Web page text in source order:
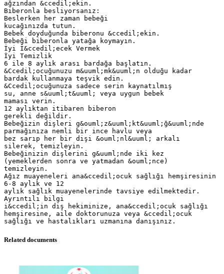
ağzından &ccedil;ekin.
Biberonla besliyorsanız:
Beslerken her zaman bebeği
kucağınızda tutun.
Bebek doyduğunda biberonu &ccedil;ekin.
Bebeği biberonla yatağa koymayın.
İyi İ&ccedil;ecek Vermek
İyi Temizlik
6 ile 8 aylık arası bardağa başlatın.
&Ccedil;ocuğunuzu m&uuml;mk&uuml;n olduğu kadar
bardak kullanmaya teşvik edin.
&Ccedil;ocuğunuza sadece serin kaynatılmış
su, anne s&uuml;t&uuml; veya uygun bebek
maması verin.
12 aylıktan itibaren biberon
gerekli değildir.
Bebeğizin dişleri g&ouml;z&uuml;kt&uuml;ğ&uuml;nde
parmağınıza nemli bir ince havlu veya
bez sarıp her bir dişi &ouml;nl&uuml; arkalı
silerek, temizleyin.
Bebeğinizin dişlerini g&uuml;nde iki kez
(yemeklerden sonra ve yatmadan &ouml;nce)
temizleyin.
Ağız muayeneleri ana&ccedil;ocuk sağlığı hemşiresinin
6-8 aylık ve 12
aylık sağlık muayenelerinde tavsiye edilmektedir.
Ayrıntılı bilgi
i&ccedil;in diş hekiminize, ana&ccedil;ocuk sağlığı
hemşiresine, aile doktorunuza veya &ccedil;ocuk
Related documents